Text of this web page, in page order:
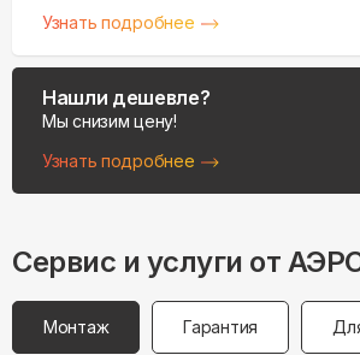
Узнать подробнее
Нашли дешевле?
Мы снизим цену!
Узнать подробнее
Сервис и услуги от
Монтаж Гарантия